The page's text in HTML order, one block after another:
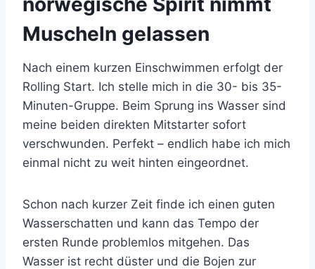
Muscheln gelassen
Nach einem kurzen Einschwimmen erfolgt der
Rolling Start. Ich stelle mich in die 30- bis 35-
Minuten-Gruppe. Beim Sprung ins Wasser sind
meine beiden direkten Mitstarter sofort
verschwunden. Perfekt – endlich habe ich mich
einmal nicht zu weit hinten eingeordnet.
Schon nach kurzer Zeit finde ich einen guten
Wasserschatten und kann das Tempo der
ersten Runde problemlos mitgehen. Das
Wasser ist recht düster und die Bojen zur